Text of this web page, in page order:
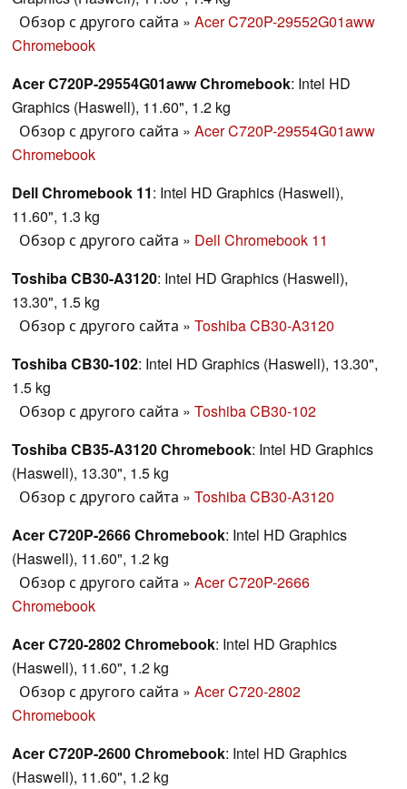
Обзор с другого сайта » Acer C720P-29552G01aww
Chromebook
Acer C720P-29554G01aww Chromebook: Intel HD
Graphics (Haswell), 11.60", 1.2 kg
Обзор с другого сайта » Acer C720P-29554G01aww
Chromebook
Dell Chromebook 11: Intel HD Graphics (Haswell),
11.60", 1.3 kg
Обзор с другого сайта » Dell Chromebook 11
Toshiba CB30-A3120: Intel HD Graphics (Haswell),
13.30", 1.5 kg
Обзор с другого сайта » Toshiba CB30-A3120
Toshiba CB30-102: Intel HD Graphics (Haswell), 13.30",
1.5 kg
Обзор с другого сайта » Toshiba CB30-102
Toshiba CB35-A3120 Chromebook: Intel HD Graphics
(Haswell), 13.30", 1.5 kg
Обзор с другого сайта » Toshiba CB30-A3120
Acer C720P-2666 Chromebook: Intel HD Graphics
(Haswell), 11.60", 1.2 kg
Обзор с другого сайта » Acer C720P-2666
Chromebook
Acer C720-2802 Chromebook: Intel HD Graphics
(Haswell), 11.60", 1.2 kg
Обзор с другого сайта » Acer C720-2802
Chromebook
Acer C720P-2600 Chromebook: Intel HD Graphics
(Haswell), 11.60", 1.2 kg